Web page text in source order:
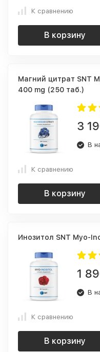
К сравнению
В корзину
Магний цитрат SNT
400 mg (250 таб.)
3
В
К сравнению
В корзину
Инозитол SNT Myo-
1
В
К сравнению
В корзину